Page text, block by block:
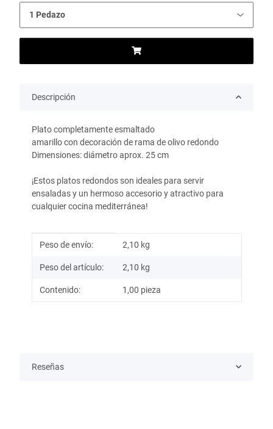
Descripción
Plato completamente esmaltado
amarillo con decoración de rama de olivo redondo
Dimensiones: diámetro aprox. 25 cm
¡Estos platos redondos son ideales para servir
ensaladas y un hermoso accesorio y atractivo para
cualquier cocina mediterránea!
Información del artículo
Valor
Peso de envío: 2,10 kg
Peso del artículo: 2,10 kg
Contenido: 1,00 pieza
Reseñas